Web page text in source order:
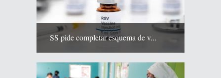
SS pide completar esquema de v...